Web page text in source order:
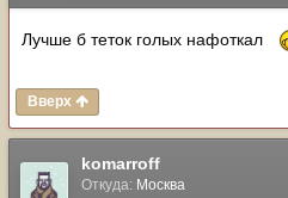
Лучше б теток голых нафоткал
Вверх
komarroff
Откуда: Москва